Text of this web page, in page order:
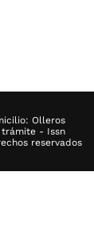
Olleros
trámite - Issn
reservados